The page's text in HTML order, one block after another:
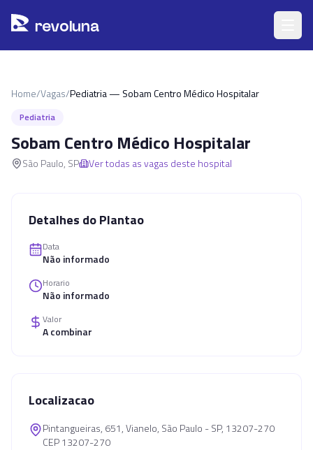
revoluna
Home/Vagas/Pediatria — Sobam Centro Médico Hospitalar
Pediatria
Sobam Centro Médico Hospitalar
São Paulo, SP Ver todas as vagas deste hospital
Detalhes do Plantao
Data
Não informado
Horario
Não informado
Valor
A combinar
Localizacao
Pintangueiras, 651, Vianelo, São Paulo - SP, 13207-270
CEP 13207-270